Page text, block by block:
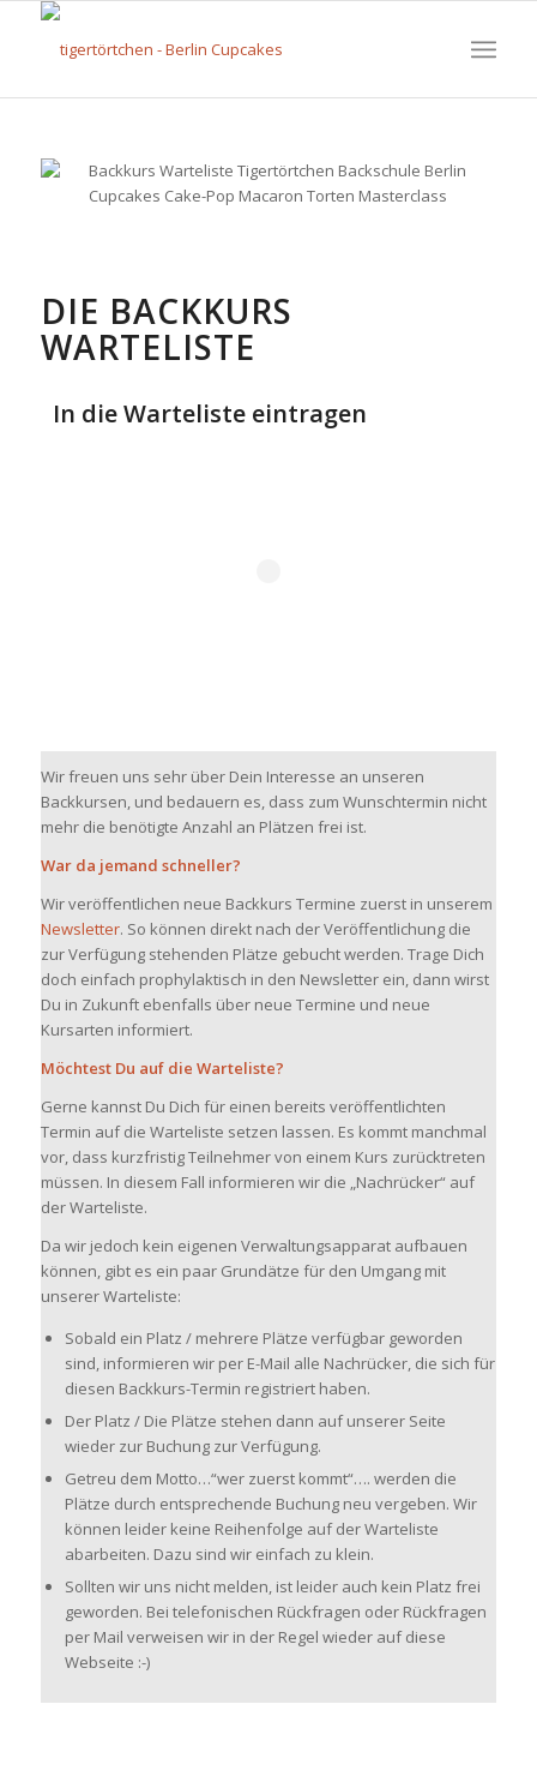
DIE BACKKURS
WARTELISTE
In die Warteliste eintragen
Wir freuen uns sehr über Dein Interesse an unseren
Backkursen, und bedauern es, dass zum Wunschtermin nicht
mehr die benötigte Anzahl an Plätzen frei ist.
War da jemand schneller?
Wir veröffentlichen neue Backkurs Termine zuerst in unserem
Newsletter. So können direkt nach der Veröffentlichung die
zur Verfügung stehenden Plätze gebucht werden. Trage Dich
doch einfach prophylaktisch in den Newsletter ein, dann wirst
Du in Zukunft ebenfalls über neue Termine und neue
Kursarten informiert.
Möchtest Du auf die Warteliste?
Gerne kannst Du Dich für einen bereits veröffentlichten
Termin auf die Warteliste setzen lassen. Es kommt manchmal
vor, dass kurzfristig Teilnehmer von einem Kurs zurücktreten
müssen. In diesem Fall informieren wir die „Nachrücker“ auf
der Warteliste.
Da wir jedoch kein eigenen Verwaltungsapparat aufbauen
können, gibt es ein paar Grundätze für den Umgang mit
unserer Warteliste:
Sobald ein Platz / mehrere Plätze verfügbar geworden
sind, informieren wir per E-Mail alle Nachrücker, die sich für
diesen Backkurs-Termin registriert haben.
Der Platz / Die Plätze stehen dann auf unserer Seite
wieder zur Buchung zur Verfügung.
Getreu dem Motto…“wer zuerst kommt“…. werden die
Plätze durch entsprechende Buchung neu vergeben. Wir
können leider keine Reihenfolge auf der Warteliste
abarbeiten. Dazu sind wir einfach zu klein.
Sollten wir uns nicht melden, ist leider auch kein Platz frei
geworden. Bei telefonischen Rückfragen oder Rückfragen
per Mail verweisen wir in der Regel wieder auf diese
Webseite :-)